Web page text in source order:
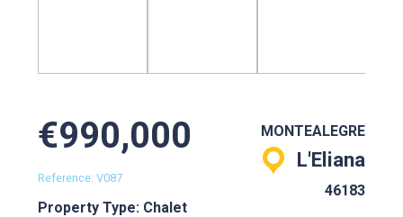
€990,000
Reference: V087
Property Type: Chalet
MONTEALEGRE
L'Eliana
46183